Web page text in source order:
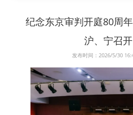
纪念东京审判开庭80周
沪、宁召开
发布时间：2026/5/30